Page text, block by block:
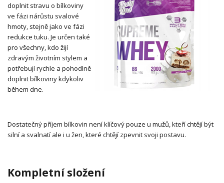
doplnit stravu o bílkoviny
ve fázi nárůstu svalové
hmoty, stejně jako ve fázi
redukce tuku. Je určen také
pro všechny, kdo žijí
zdravým životním stylem a
potřebují rychle a pohodlně
doplnit bílkoviny kdykoliv
během dne.
Dostatečný příjem bílkovin není klíčový pouze u mužů, kteří chtějí být
silní a svalnatí ale i u žen, které chtějí zpevnit svoji postavu.
Kompletní složení